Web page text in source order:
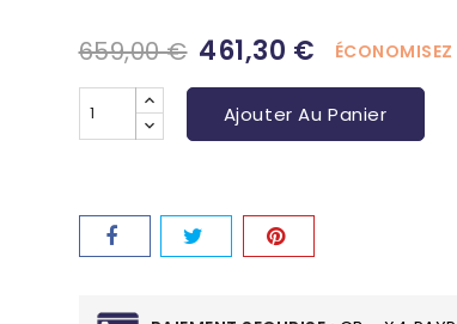
659,00 € 461,30 €
Ajouter Au Panier